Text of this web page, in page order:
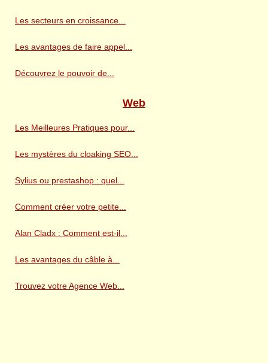
Les secteurs en croissance...
Les avantages de faire appel...
Découvrez le pouvoir de...
Web
Les Meilleures Pratiques pour...
Les mystères du cloaking SEO...
Sylius ou prestashop : quel...
Comment créer votre petite...
Alan Cladx : Comment est-il...
Les avantages du câble à...
Trouvez votre Agence Web...